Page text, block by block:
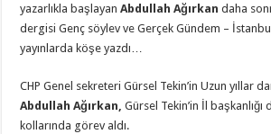
yazarlıkla başlayan Abdullah Ağırkandaha
dergisi Genç söylev ve Gerçek Gündem –
yayınlarda köşe yazdı…
CHP Genel sekreteri Gürsel Tekin’in Uzun yıllar
Abdullah Ağırkan, Gürsel Tekin’in İl
kollarında görev aldı.